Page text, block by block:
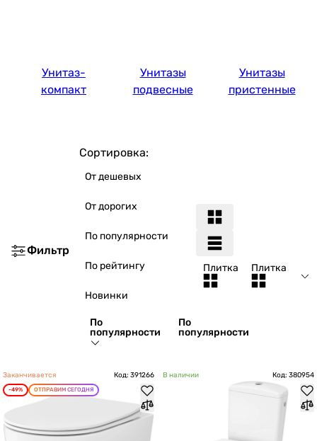
Унитаз-
компакт
Унитазы
подвесные
Унитазы
пристенные
Фильтр
Сортировка:
От дешевых
От дорогих
По популярности
По рейтингу
Новинки
По
популярности
По
популярности
Плитка Плитка
Заканчивается Код: 391266
-49% ОТПРАВИМ СЕГОДНЯ
В наличии Код: 380954